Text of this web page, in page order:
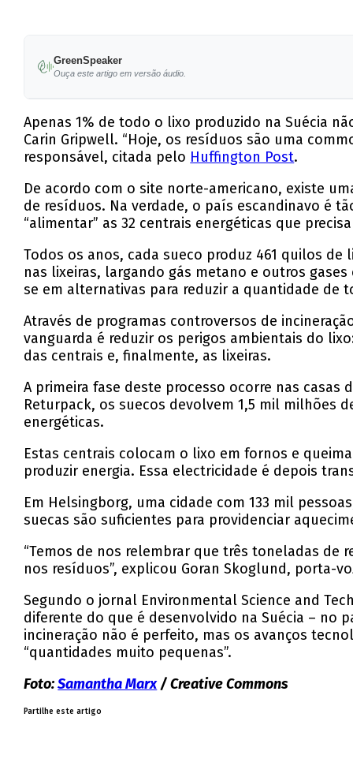
GreenSpeaker
Ouça este artigo em versão áudio.
Apenas 1% de todo o lixo produzido na Suécia
Carin Gripwell. “Hoje, os resíduos são uma
responsável, citada pelo Huffington Post.
De acordo com o site norte-americano, existe
de resíduos. Na verdade, o país escandinavo é
“alimentar” as 32 centrais energéticas que
Todos os anos, cada sueco produz 461 quilos
nas lixeiras, largando gás metano e outros
se em alternativas para reduzir a quantidade de
Através de programas controversos de
vanguarda é reduzir os perigos ambientais do
das centrais e, finalmente, as lixeiras.
A primeira fase deste processo ocorre nas
Returpack, os suecos devolvem 1,5 mil milhões
energéticas.
Estas centrais colocam o lixo em fornos e
produzir energia. Essa electricidade é depois
Em Helsingborg, uma cidade com 133 mil
suecas são suficientes para providenciar
“Temos de nos relembrar que três toneladas
nos resíduos”, explicou Goran Skoglund, porta-
Segundo o jornal Environmental Science and
diferente do que é desenvolvido na Suécia – no
incineração não é perfeito, mas os avanços
“quantidades muito pequenas”.
Foto:Samantha Marx/ Creative Commons
Partilhe este artigo